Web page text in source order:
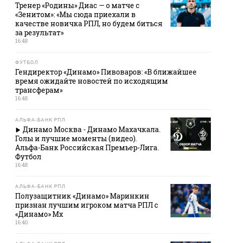
Тренер «Родины» Диас — о матче с
«Зенитом»: «Мы сюда приехали в
качестве новичка РПЛ, но будем биться
за результат»
16:48
ФУТБОЛ
Гендиректор «Динамо» Пивоваров: «В ближайшее
время ожидайте новостей по исходящим
трансферам»
16:48
АЛЬФА-БАНК РПЛ
Динамо Москва - Динамо Махачкала.
Голы и лучшие моменты (видео).
Альфа-Банк Российская Премьер-Лига.
Футбол
16:48
АЛЬФА-БАНК РПЛ
Полузащитник «Динамо» Маринкин
признан лучшим игроком матча РПЛ с
«Динамо» Мх
16:40